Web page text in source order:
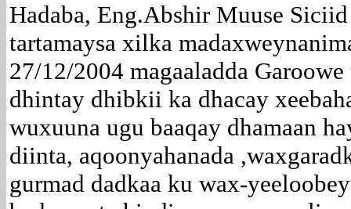
Hadaba, Eng.Abshir Muuse
tartamaysa xilka
27/12/2004 magaaladda
dhintay dhibkii ka dhacay
wuxuuna ugu baaqay dhamaan
diinta, aqoonyahanada
gurmad dadkaa ku wax-